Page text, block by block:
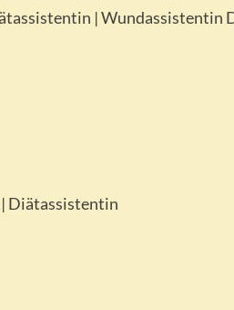
| Wundassistentin
Diätassistentin